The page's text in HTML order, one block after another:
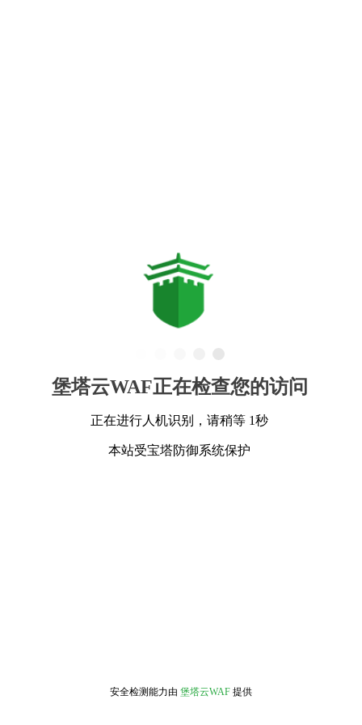
堡塔云WAF正在检查您的访问
正在进行人机识别，请稍等 1秒
本站受宝塔防御系统保护
安全检测能力由 堡塔云WAF 提供